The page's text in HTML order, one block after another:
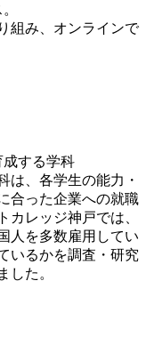
組み、オンラインで
成する学科
は、各学生の能力・
合った企業への就職
カレッジ神戸では、
人を多数雇用してい
いるかを調査・研究
した。